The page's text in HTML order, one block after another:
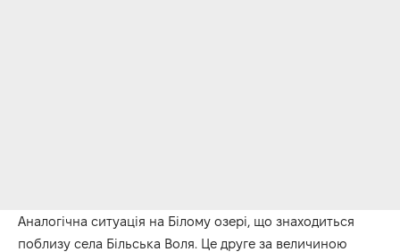
Аналогічна ситуація на Білому озері, що знаходиться
поблизу села Більська Воля. Це друге за величиною